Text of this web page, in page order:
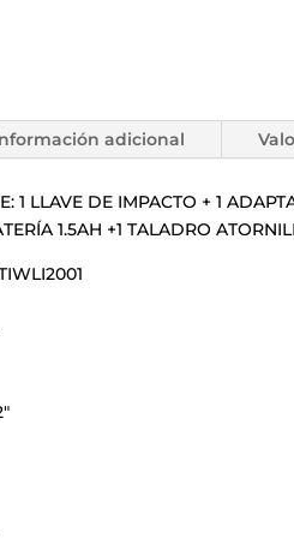
adicional
1 LLAVE DE IMPACTO + 1
1.5AH +1 TALADRO